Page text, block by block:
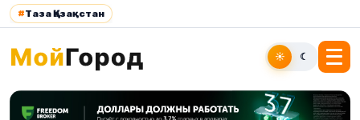
#Таза Қазақстан
☀ ☾